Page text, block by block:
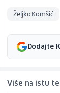
Željko Komšić
Dodajte
Više na istu